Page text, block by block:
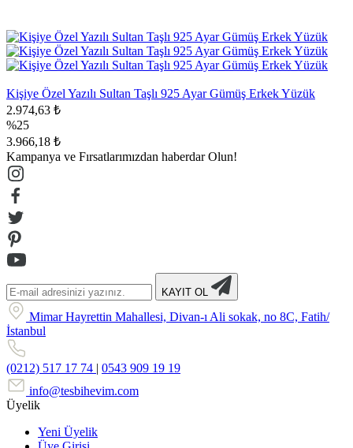
Kişiye Özel Yazılı Sultan Taşlı 925 Ayar Gümüş Erkek Yüzük
2.974,63 ₺
%25
3.966,18 ₺
Kampanya ve Fırsatlarımızdan haberdar Olun!
KAYIT OL
Mimar Hayrettin Mahallesi, Divan-ı Ali sokak, no 8C, Fatih/
İstanbul
(0212) 517 17 74 | 0543 909 19 19
info@tesbihevim.com
Üyelik
Yeni Üyelik